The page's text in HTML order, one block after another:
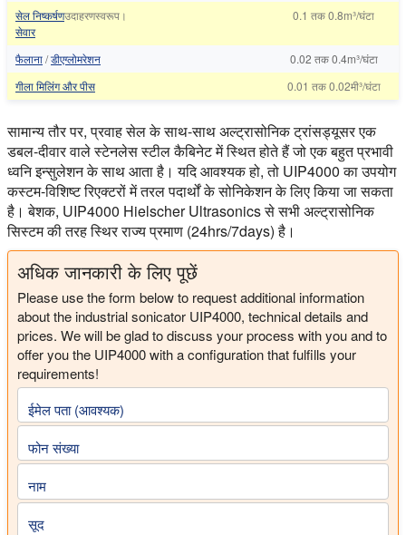
सेल निष्कर्षणउदाहरणस्‍वरूप।
सेवार
0.1 तक0.8m³/घंटा
फैलाना/डीएग्लोमरेशन 0.02 तक0.4m³/घंटा
गीला मिलिंग और पीस
0.01 तक0.02मी³/घंटा
सामान्य तौर पर, प्रवाह सेल के साथ-साथ अल्ट्रासोनिक ट्रांसड्यूसर एक
डबल-दीवार वाले स्टेनलेस स्टील कैबिनेट में स्थित होते हैं जो एक बहुत प्रभावी
ध्वनि इन्सुलेशन के साथ आता है। यदि आवश्यक हो, तो UIP4000 का उपयोग
कस्टम-विशिष्ट रिएक्टरों में तरल पदार्थों के सोनिकेशन के लिए किया जा सकता
है। बेशक, UIP4000 Hielscher Ultrasonics से सभी अल्ट्रासोनिक
सिस्टम की तरह स्थिर राज्य प्रमाण (24hrs/7days) है।
अधिक जानकारी के लिए पूछें
Please use the form below to request additional information
about the industrial sonicator UIP4000, technical details and
prices. We will be glad to discuss your process with you and to
offer you the UIP4000 with a configuration that fulfills your
requirements!
ईमेल पता (आवश्यक)
फोन संख्या
नाम
सूद